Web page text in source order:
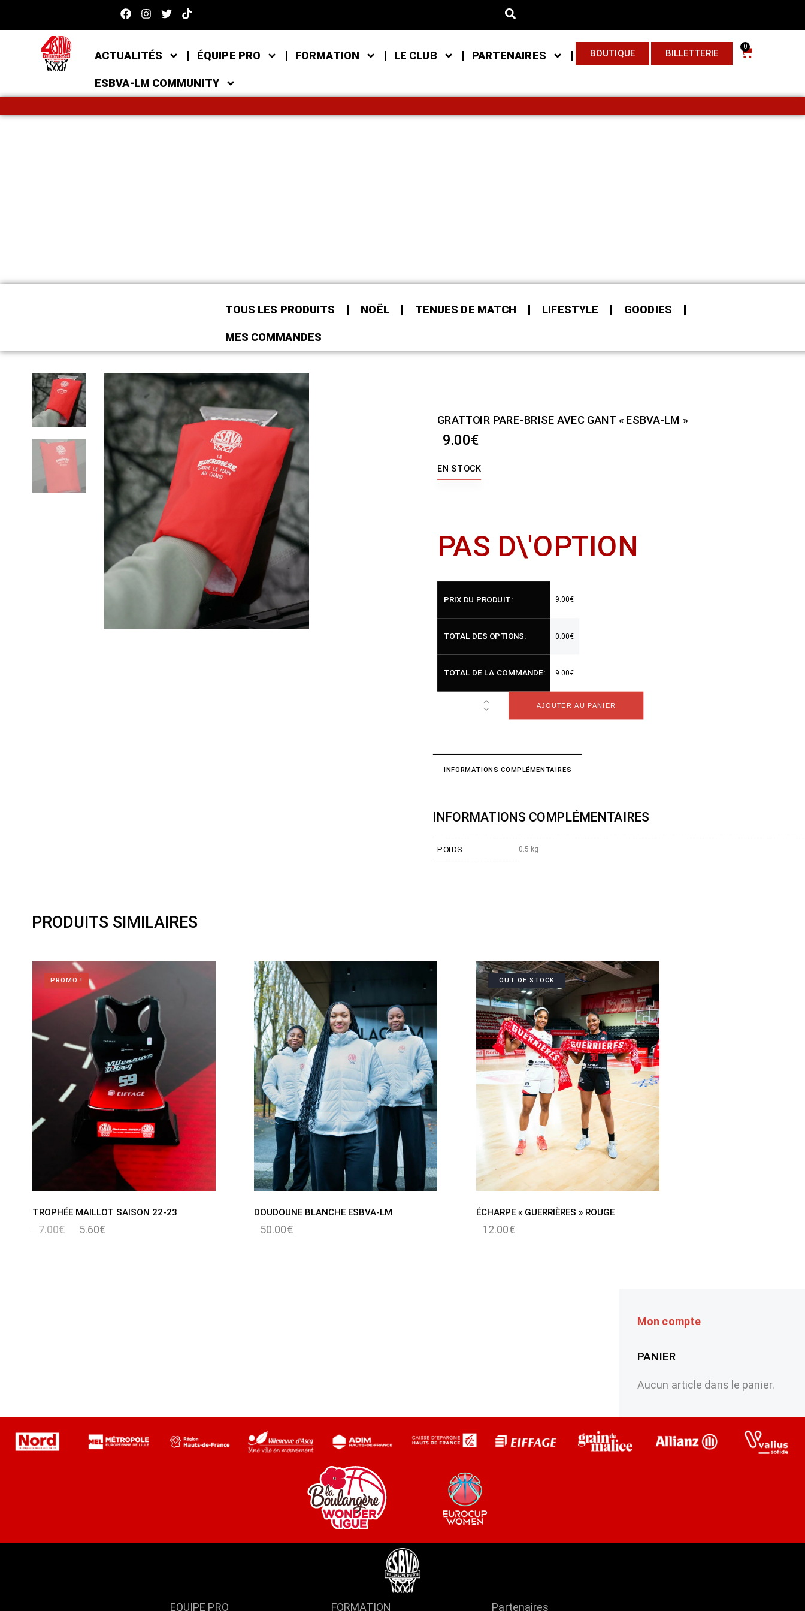
ACTUALITÉS ÉQUIPE PRO FORMATION LE CLUB PARTENAIRES
ESBVA-LM COMMUNITY
BOUTIQUE BILLETTERIE
0
TOUS LES PRODUITS NOËL TENUES DE MATCH LIFESTYLE GOODIES
MES COMMANDES
GRATTOIR PARE-BRISE AVEC GANT « ESBVA-LM »
9.00€
EN STOCK
PAS D\'OPTION
PRIX DU PRODUIT: 9.00€
TOTAL DES OPTIONS: 0.00€
TOTAL DE LA COMMANDE: 9.00€
AJOUTER AU PANIER
INFORMATIONS COMPLÉMENTAIRES
INFORMATIONS COMPLÉMENTAIRES
POIDS 0.5 kg
PRODUITS SIMILAIRES
PROMO !
TROPHÉE MAILLOT SAISON 22-23
7.00€ 5.60€
DOUDOUNE BLANCHE ESBVA-LM
50.00€
OUT OF STOCK
ÉCHARPE « GUERRIÈRES » ROUGE
12.00€
Mon compte
PANIER
Aucun article dans le panier.
EQUIPE PRO FORMATION Partenaires